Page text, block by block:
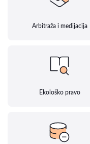
Arbitraža i medijacija
Ekološko pravo